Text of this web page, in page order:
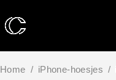
Home / iPhone-hoesjes /